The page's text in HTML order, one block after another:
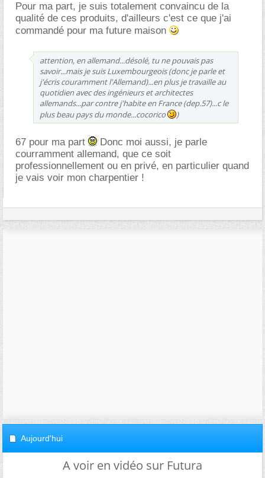
Pour ma part, je suis totalement convaincu de la
qualité de ces produits, d'ailleurs c'est ce que j'ai
commandé pour ma future maison
attention, en allemand...désolé, tu ne pouvais pas
savoir...mais je suis Luxembourgeois (donc je parle et
j'écris couramment l'Allemand)...en plus je travaille au
quotidien avec des ingénieurs et architectes
allemands...par contre j'habite en France (dep.57)...c le
plus beau pays du monde...cocorico
)
67 pour ma part
Donc moi aussi, je parle
courramment allemand, que ce soit
professionnellement ou en privé, en particulier quand
je vais voir mon charpentier !
Aujourd'hui
A voir en vidéo sur Futura